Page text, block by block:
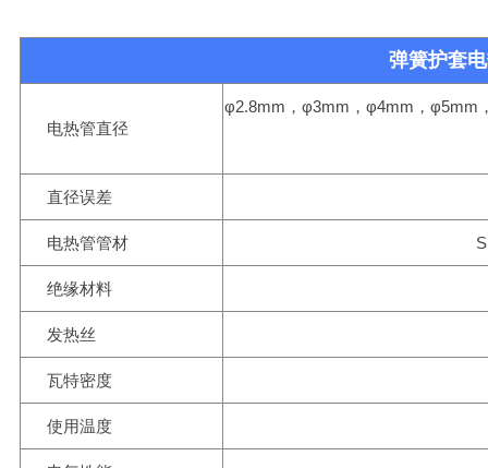
弹簧护套
电热管直径
φ2.8mm，φ3mm，φ4mm，φ5mm
直径误差
电热管管材
绝缘材料
发热丝
瓦特密度
使用温度